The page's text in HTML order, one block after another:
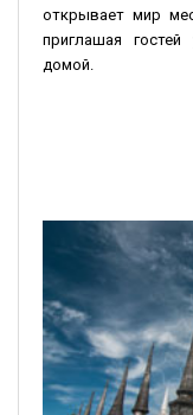
открывает мир
приглашая гостей
домой.